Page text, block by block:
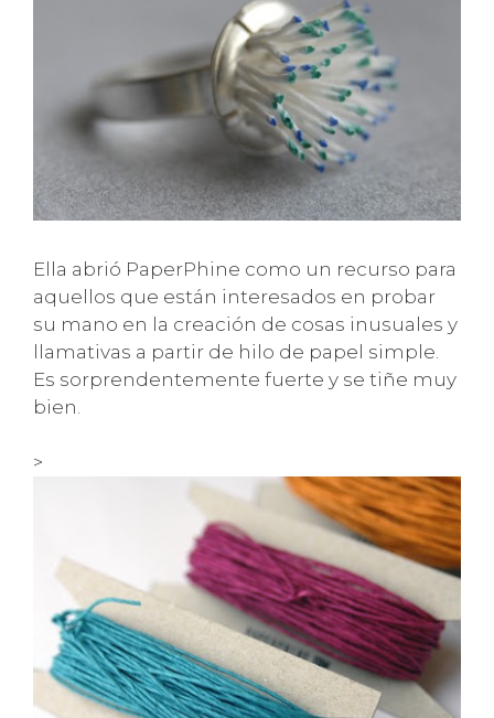
Ella abrió PaperPhine como un recurso para
aquellos que están interesados en probar
su mano en la creación de cosas inusuales y
llamativas a partir de hilo de papel simple.
Es sorprendentemente fuerte y se tiñe muy
bien.
>